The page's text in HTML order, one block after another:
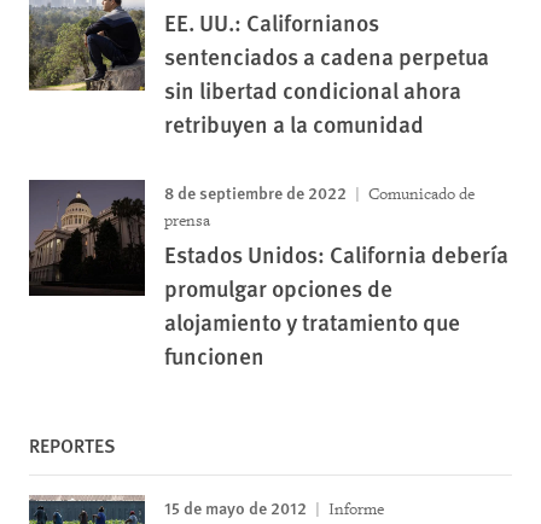
EE. UU.: Californianos
sentenciados a cadena perpetua
sin libertad condicional ahora
retribuyen a la comunidad
8 de septiembre de 2022
Comunicado de
prensa
Estados Unidos: California debería
promulgar opciones de
alojamiento y tratamiento que
funcionen
REPORTES
15 de mayo de 2012 Informe